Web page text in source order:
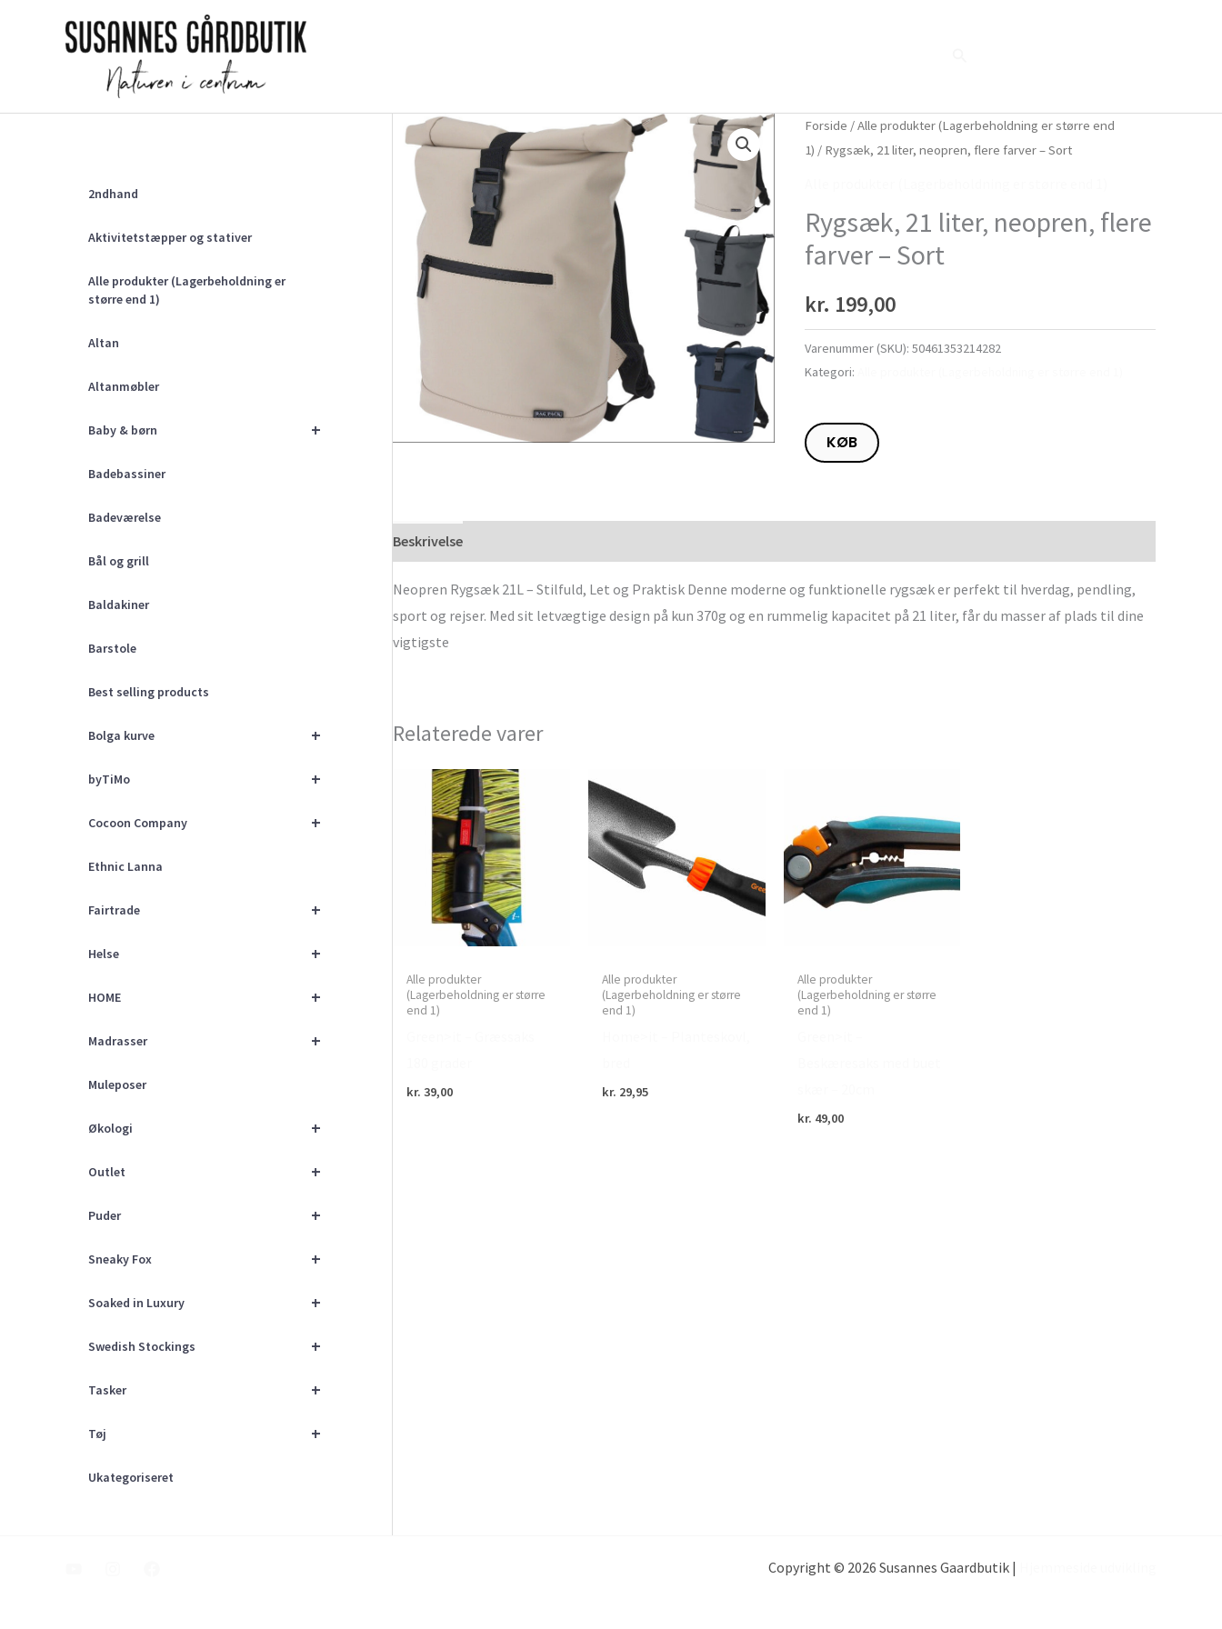
2ndhand
Aktivitetstæpper og stativer
Alle produkter (Lagerbeholdning er
større end 1)
Altan
Altanmøbler
+
Baby & børn
Badebassiner
Badeværelse
Bål og grill
Baldakiner
Barstole
Best selling products
+
Bolga kurve
+
byTiMo
+
Cocoon Company
Ethnic Lanna
+
Fairtrade
+
Helse
+
HOME
+
Madrasser
Muleposer
+
Økologi
+
Outlet
+
Puder
+
Sneaky Fox
+
Soaked in Luxury
+
Swedish Stockings
+
Tasker
+
Tøj
Ukategoriseret
Forside /Alle produkter (Lagerbeholdning er større end
1) / Rygsæk, 21 liter, neopren, flere farver – Sort
Rygsæk, 21 liter, neopren, flere
farver – Sort
kr. 199,00
Varenummer (SKU):50461353214282
Kategori:
KØB
Beskrivelse
Neopren Rygsæk 21L – Stilfuld, Let og Praktisk Denne moderne og funktionelle rygsæk er perfekt til hverdag, pendling,
sport og rejser. Med sit letvægtige design på kun 370g og en rummelig kapacitet på 21 liter, får du masser af plads til dine
vigtigste
Relaterede varer
Alle produkter
(Lagerbeholdning er større
end 1)
kr. 39,00
Alle produkter
(Lagerbeholdning er større
end 1)
kr. 29,95
Alle produkter
(Lagerbeholdning er større
end 1)
kr. 49,00
Copyright © 2026 Susannes Gaardbutik |